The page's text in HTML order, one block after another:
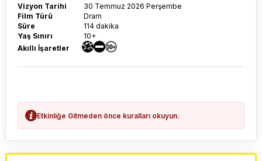
Vizyon Tarihi
30 Temmuz 2026 Perşembe
Film Türü
Dram
Süre
114 dakika
Yaş Sınırı
10+
Akıllı İşaretler
Etkinliğe Gitmeden önce kuralları okuyun.